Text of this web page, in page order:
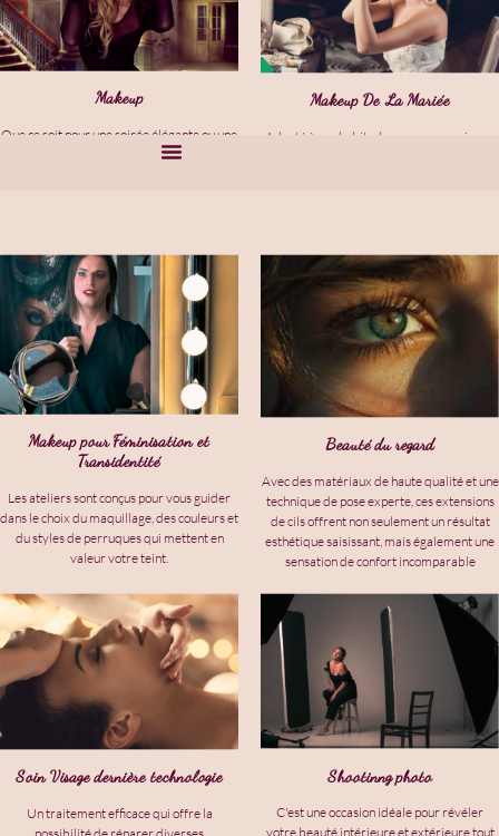
Nous
OFFRIR UNE CARTE CADEAU
Makeup
Que ce soit pour une soirée élégante ou une
journée décontractée, chaque coup de
Makeup De La Mariée
Adapté à vos habitudes avec un essai pour
Makeup pour Féminisation et
Transidentité
Les ateliers sont conçus pour vous guider
dans le choix du maquillage, des couleurs et
du styles de perruques qui mettent en
valeur votre teint.
Beauté du regard
Avec des matériaux de haute qualité et une
technique de pose experte, ces extensions
de cils offrent non seulement un résultat
esthétique saisissant, mais également une
sensation de confort incomparable
Soin Visage dernière technologie
Un traitement efficace qui offre la
Shootinng photo
C'est une occasion idéale pour révéler
votre beauté intérieure et extérieure tout